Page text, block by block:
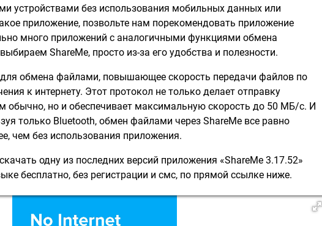
устройствами без использования мобильных данных или
приложение, позвольте нам порекомендовать приложение
много приложений с аналогичными функциями обмена
ShareMe, просто из-за его удобства и полезности.
обмена файлами, повышающее скорость передачи файлов по
к интернету. Этот протокол не только делает отправку
обычно, но и обеспечивает максимальную скорость до 50 МБ/с. И
только Bluetooth, обмен файлами через ShareMe все равно
чем без использования приложения.
одну из последних версий приложения «ShareMe 3.17.52»
бесплатно, без регистрации и смс, по прямой ссылке ниже.